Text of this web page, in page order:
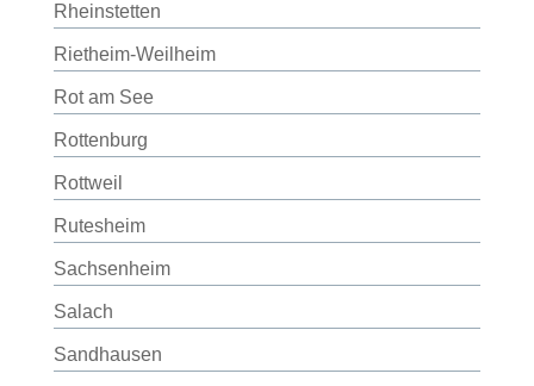
Rheinstetten
Rietheim-Weilheim
Rot am See
Rottenburg
Rottweil
Rutesheim
Sachsenheim
Salach
Sandhausen